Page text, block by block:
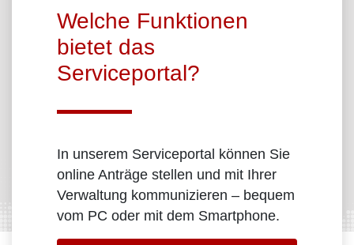
Welche Funktionen
bietet das
Serviceportal?
In unserem Serviceportal können Sie
online Anträge stellen und mit Ihrer
Verwaltung kommunizieren – bequem
vom PC oder mit dem Smartphone.